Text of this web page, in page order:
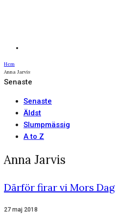
Hem
Anna Jarvis
Senaste
Senaste
Äldst
Slumpmässig
A to Z
Anna Jarvis
Därför firar vi Mors Dag
27 maj 2018